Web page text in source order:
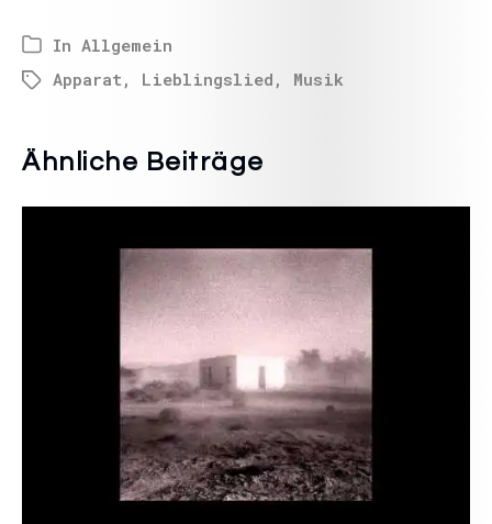
In Allgemein
Apparat , Lieblingslied , Musik
Ähnliche Beiträge